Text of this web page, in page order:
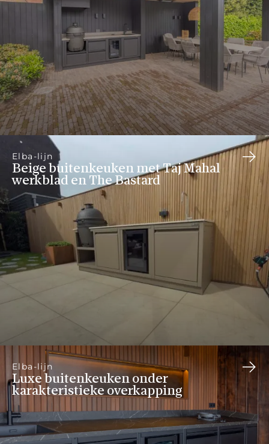
Elba-lijn
Beige buitenkeuken met Taj Mahal
werkblad en The Bastard
Elba-lijn
Luxe buitenkeuken onder
karakteristieke overkapping